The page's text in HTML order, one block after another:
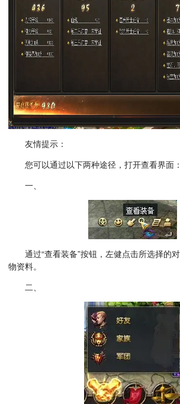
友情提示：
您可以通过以下两种途径，打开查看界面：
一、
通过“查看装备”按钮，左健点击所选择的
物资料。
二、